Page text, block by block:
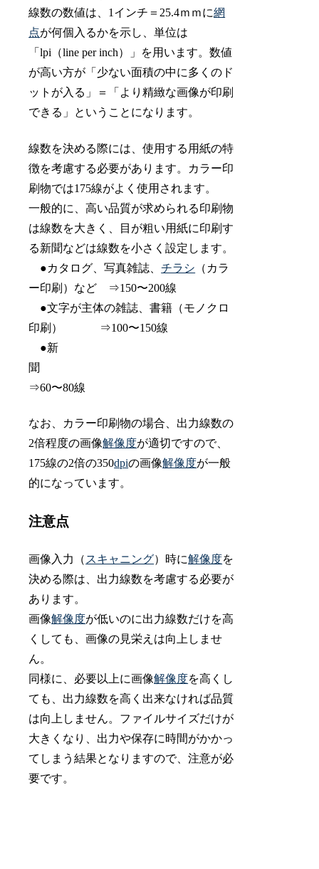
線数の数値は、1インチ＝25.4ｍｍに網
点が何個入るかを示し、単位は
「lpi（line per inch）」を用います。数値
が高い方が「少ない面積の中に多くのド
ットが入る」＝「より精緻な画像が印刷
できる」ということになります。
線数を決める際には、使用する用紙の特
徴を考慮する必要があります。カラー印
刷物では175線がよく使用されます。
一般的に、高い品質が求められる印刷物
は線数を大きく、目が粗い用紙に印刷す
る新聞などは線数を小さく設定します。
●カタログ、写真雑誌、チラシ （カラ
ー印刷）など ⇒150〜200線
●文字が主体の雑誌、書籍（モノクロ
印刷） ⇒100〜150線
●新
聞
⇒60〜80線
なお、カラー印刷物の場合、出力線数の
2倍程度の画像解像度が適切ですので、
175線の2倍の350dpiの画像解像度が一般
的になっています。
注意点
画像入力（ スキャニング）時に解像度を
決める際は、出力線数を考慮する必要が
あります。
画像解像度が低いのに出力線数だけを高
くしても、画像の見栄えは向上しませ
ん。
同様に、必要以上に画像解像度を高くし
ても、出力線数を高く出来なければ品質
は向上しません。ファイルサイズだけが
大きくなり、出力や保存に時間がかかっ
てしまう結果となりますので、注意が必
要です。